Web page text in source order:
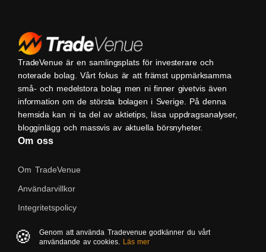
TradeVenue är en samlingsplats för investerare och
noterade bolag. Vårt fokus är att främst uppmärksamma
små- och medelstora bolag men ni finner givetvis även
information om de största bolagen i Sverige. På denna
hemsida kan ni ta del av aktietips, läsa uppdragsanalyser,
blogginlägg och massvis av aktuella börsnyheter.
Om oss
Om TradeVenue
Användarvillkor
Integritetspolicy
Native
🍪
Genom att använda Tradevenue godkänner du vårt
användande av cookies. Läs mer